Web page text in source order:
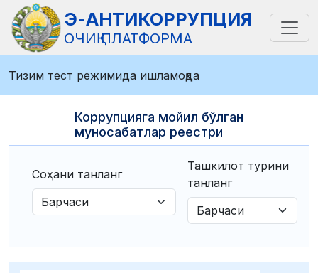
Э-АНТИКОРРУПЦИЯ
ОЧИҚ ПЛАТФОРМА
Тизим тест режимида ишламоқда
Коррупцияга мойил бўлган
муносабатлар реестри
Соҳани танланг
Ташкилот турини
танланг